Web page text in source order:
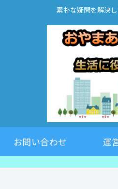
素朴な疑問を解決
お問い合わせ 運